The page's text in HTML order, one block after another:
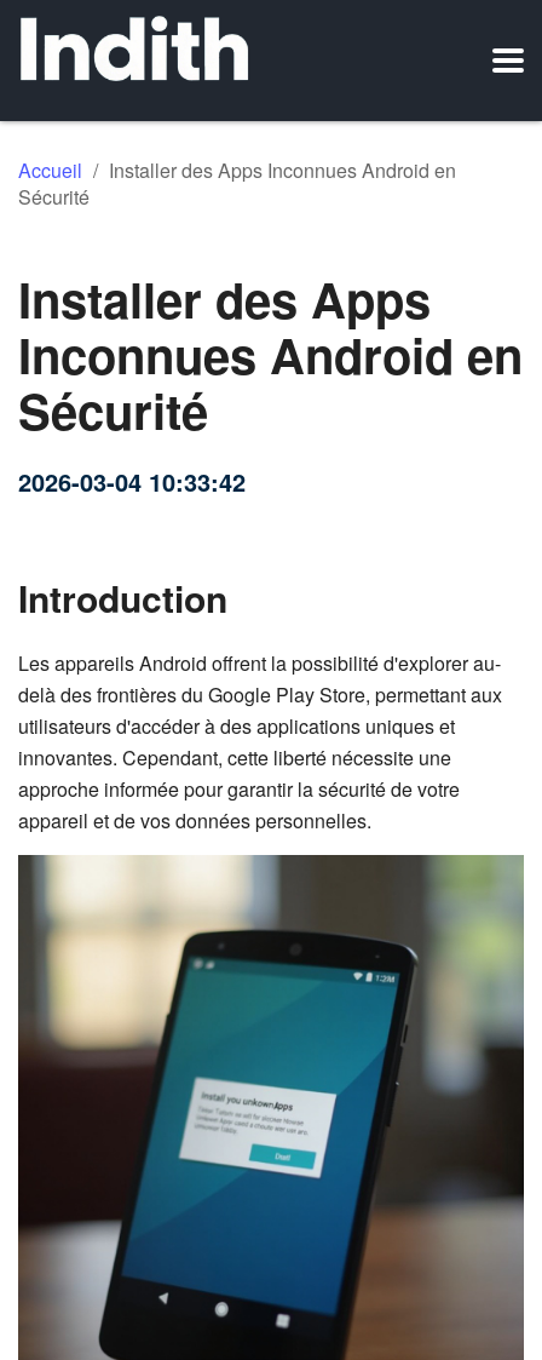
Accueil / Installer des Apps Inconnues Android en
Sécurité
Installer des Apps
Inconnues Android en
Sécurité
2026-03-04 10:33:42
Introduction
Les appareils Android offrent la possibilité d'explorer au-
delà des frontières du Google Play Store, permettant aux
utilisateurs d'accéder à des applications uniques et
innovantes. Cependant, cette liberté nécessite une
approche informée pour garantir la sécurité de votre
appareil et de vos données personnelles.